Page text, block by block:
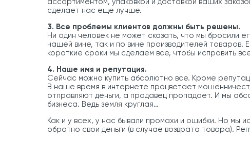
сделает нас еще лучше.
3. Все проблемы клиентов должны быть решены.
Ни один человек не может сказать, что мы бросили
нашей вине, так и по вине производителей
короткие сроки мы сделаем все, чтобы исправить
4. Наше имя и репутация.
Сейчас можно купить абсолютно все. Кроме
В наше время в интернете процветает
отправляют деньги, а продавец пропадает. И мы
бизнеса. Ведь земля круглая…
Как и у всех, у нас бывали промахи и ошибки. Но мы
обратно свои деньги (в случае возврата товара).